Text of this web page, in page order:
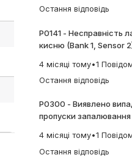
Остання відповідь
P0141 - Несправність
кисню (Bank 1, Sensor
4 місяці тому•1
Остання відповідь
P0300 - Виявлено
пропуски запалювання
4 місяці тому•1
Остання відповідь